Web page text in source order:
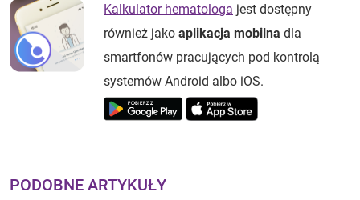
Kalkulator hematologa jest dostępny
również jako aplikacja mobilna dla
smartfonów pracujących pod kontrolą
systemów Android albo iOS.
PODOBNE ARTYKUŁY